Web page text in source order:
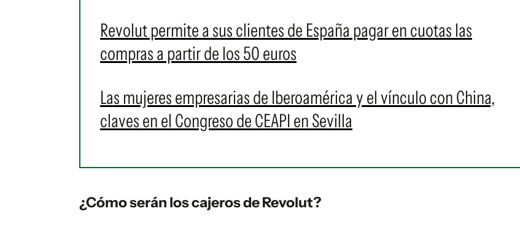
Revolut permite a sus clientes de España pagar en cuotas las
compras a partir de los 50 euros
Las mujeres empresarias de Iberoamérica y el vínculo con China,
claves en el Congreso de CEAPI en Sevilla
¿Cómo serán los cajeros de Revolut?